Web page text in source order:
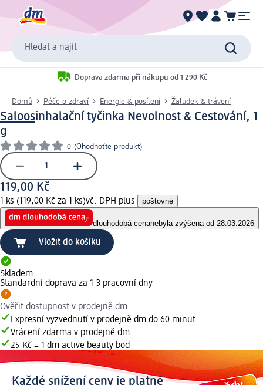
Hledat a najít
Doprava zdarma při nákupu od 1 290 Kč
Domů Péče o zdraví Energie & posílení Žaludek & trávení
Saloosinhalační tyčinka Nevolnost & Cestování, 1
g
0 (Ohodnoťte produkt)
119,00 Kč
1 ks (119,00 Kč za 1 ks)vč. DPH plus poštovné
dlouhodobá cenanebyla zvýšena od 28.03.2026
Vložit do košíku
Skladem
Standardní doprava za 1-3 pracovní dny
Ověřit dostupnost v prodejně dm
Expresní vyzvednutí v prodejně dm do 60 minut
Vrácení zdarma v prodejně dm
25 Kč = 1 dm active beauty bod
Každé snížení ceny je platné